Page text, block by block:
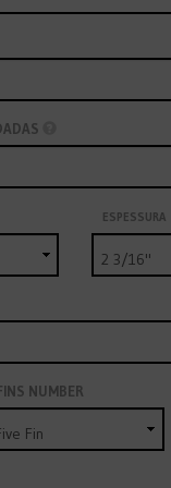
ESPESSURA
NUMBER